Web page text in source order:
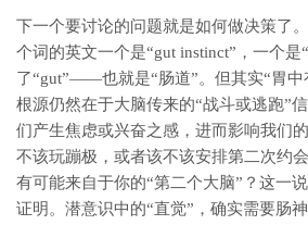
下一个要讨论的问题就是如何做决策了
个词的英文一个是“gut instinct”，一个是
了“gut”——也就是“肠道”。但其实“胃中
根源仍然在于大脑传来的“战斗或逃跑”
们产生焦虑或兴奋之感，进而影响我们
不该玩蹦极，或者该不该安排第二次约
有可能来自于你的“第二个大脑”？这一
证明。潜意识中的“直觉”，确实需要肠